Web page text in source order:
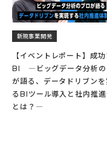
新規事業開発
【イベントレポート】成功
BI ―ビッグデータ分析の
が語る、データドリブン
るBIツール導入と社内推進
とは？―